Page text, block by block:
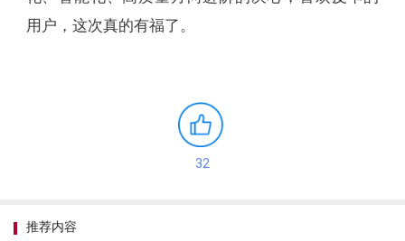
用户，这次真的有福了。
32
推荐内容